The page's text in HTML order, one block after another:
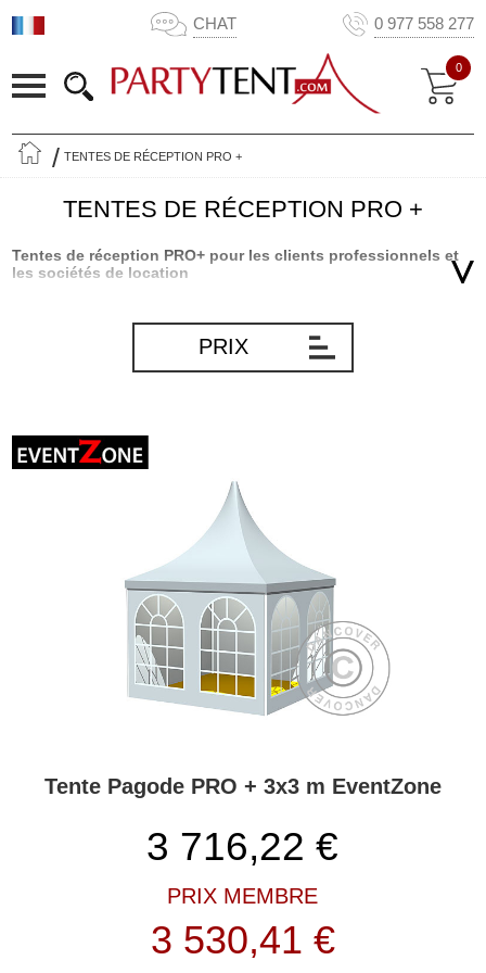
CHAT 0 977 558 277
0
TENTES DE RÉCEPTION PRO +
TENTES DE RÉCEPTION PRO +
Tentes de réception PRO+ pour les clients professionnels et
les sociétés de location
nos clients professionnels comme les sociétés de location et plus
encore. La gamme de tentes de réception PRO+ offre un design
disposent d’un certificat d’incendie et répondent aux exigences des
différentes autorités. De plus, nos tentes de réception
professionnelles répondent à une série de demandes de l’industrie
de la location. Ces professionnels recherchent des matériaux de
haute qualité pour une utilisation fréquente, par exemple des
montages et démontages répétitifs.
Les tentes de réception PRO+ sont des tentes solides et
Partytent.com est l’expert et le fournisseur leader de chapiteaux
évènementiels pour toutes sortes de fêtes et d’événements dans
toute l’Europe. Nous livrons des tentes de réception et d’autres
développement et la fabrication de tentes de haute qualité pour un
large éventail de clients. L’une de nos tentes de réception
chapiteaux au design classique. Une autre série comprend des
tentes pagodes uniques avec leur magnifique toit pointu. Les
tentes pagodes créent une ambiance unique lorsque vous êtes à
tentes PRO+ de Partytent.com font partie d’une ligue à part.
PRIX
Tente Pagode PRO + 3x3 m EventZone
3 716,22 €
PRIX MEMBRE
3 530,41 €